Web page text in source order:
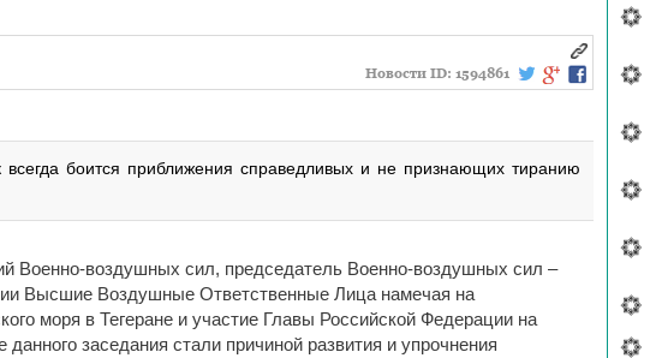
Новости ID: 1594861
всегда боится приближения справедливых и не признающих тиранию
Военно-воздушных сил, председатель Военно-воздушных сил –
Высшие Воздушные Ответственные Лица намечая на
моря в Тегеране и участие Главы Российской Федерации на
заседания стали причиной развития и упрочнения